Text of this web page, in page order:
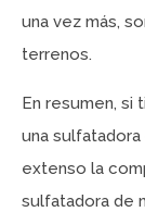
una vez más,
terrenos.
En resumen, si
una
extenso la
sulfatadora de